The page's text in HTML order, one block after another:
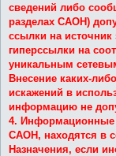
сведений либо
разделах САОН)
ссылки на
гиперссылки на
уникальным
Внесение каких-
искажений в
информацию не
4. Информационные
САОН, находятся в
Назначения, если